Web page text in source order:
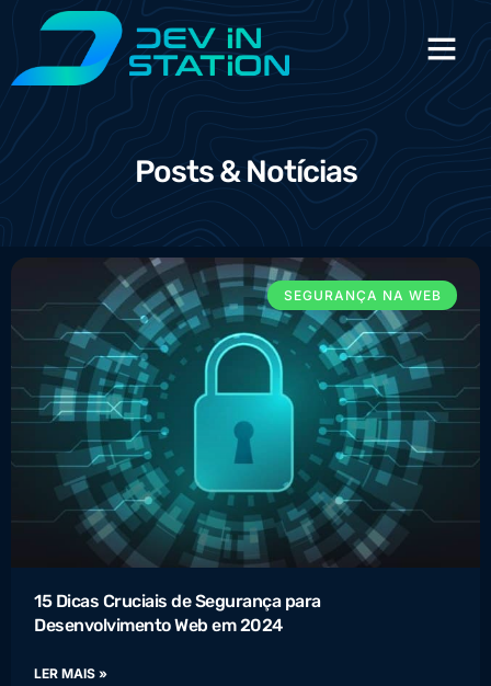
Posts & Notícias
SEGURANÇA NA WEB
15 Dicas Cruciais de Segurança para
Desenvolvimento Web em 2024
LER MAIS »